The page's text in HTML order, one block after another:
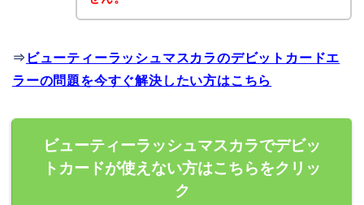
⇒ ビューティーラッシュマスカラのデビットカードエ
ラーの問題を今すぐ解決したい方はこちら
ビューティーラッシュマスカラでデビッ
トカードが使えない方はこちらをクリッ
ク